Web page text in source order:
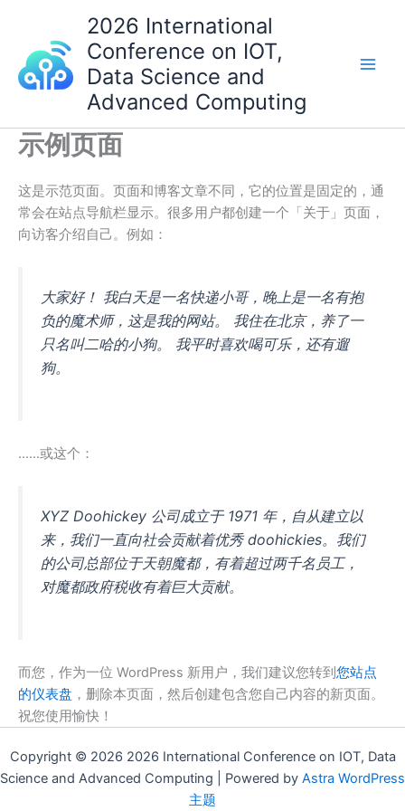
2026 International
Conference on IOT,
Data Science and
Advanced Computing
示例页面
这是示范页面。页面和博客文章不同，它的位置是固定的，通
常会在站点导航栏显示。很多用户都创建一个「关于」页面，
向访客介绍自己。例如：
大家好！ 我白天是一名快递小哥，晚上是一名有抱
负的魔术师，这是我的网站。 我住在北京，养了一
只名叫二哈的小狗。 我平时喜欢喝可乐，还有遛
狗。
……或这个：
XYZ Doohickey 公司成立于 1971 年，自从建立以
来，我们一直向社会贡献着优秀 doohickies。我们
的公司总部位于天朝魔都，有着超过两千名员工，
对魔都政府税收有着巨大贡献。
而您，作为一位 WordPress 新用户，我们建议您转到 您站点
的仪表盘 ，删除本页面，然后创建包含您自己内容的新页面。
祝您使用愉快！
Copyright © 2026 2026 International Conference on IOT, Data
Science and Advanced Computing | Powered by Astra WordPress
主题